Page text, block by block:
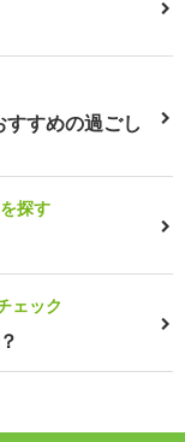
すめの過ごし
探す
ェック